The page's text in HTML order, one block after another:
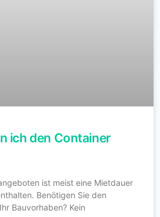
ich den Container
ist meist eine Mietdauer
Benötigen Sie den
Bauvorhaben? Kein